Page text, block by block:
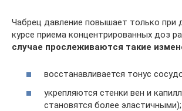
Чабрец давление повышает только при
курсе приема концентрированных доз
случае прослеживаются такие
восстанавливается тонус
укрепляются стенки вен и
становятся более эластичными);